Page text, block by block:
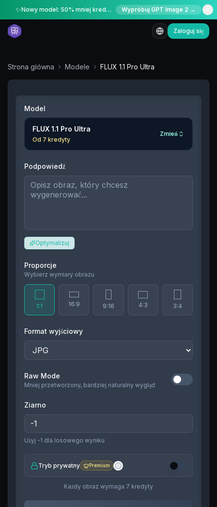
✨ Nowy model: 50% mniej kredytów przez ograniczony czas Wypróbuj GPT Image 2 →
Zaloguj się
Strona główna Modele FLUX 1.1 Pro Ultra
Model
FLUX 1.1 Pro Ultra
Od 7 kredyty
Zmień
Podpowiedź
Optymalizuj
Proporcje
Wybierz wymiary obrazu
1:1 16:9 9:16 4:3 3:4
Format wyjściowy
Raw Mode
Mniej przetworzony, bardziej naturalny wygląd
Ziarno
Użyj -1 dla losowego wyniku
Tryb prywatny Premium
Każdy obraz wymaga 7 kredyty